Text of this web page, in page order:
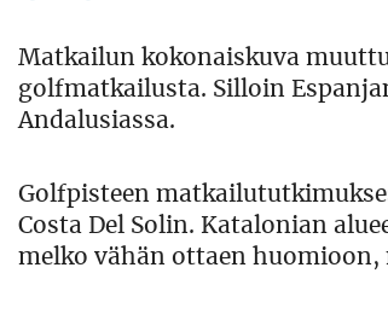
Matkailun kokonaiskuva
golfmatkailusta. Silloin
Andalusiassa.
Golfpisteen
Costa Del Solin. Katalonian
melko vähän ottaen